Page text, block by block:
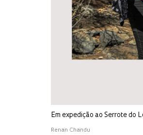
Em expedição ao Serrote do
Renan Chandu